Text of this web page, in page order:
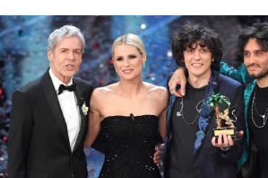
Contatti